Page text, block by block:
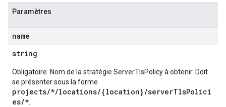
Paramètres
name
string
Obligatoire. Nom de la stratégie ServerTlsPolicy à obtenir. Doit
se présenter sous la forme
projects/*/locations/{location}/serverTlsPolici
es/*